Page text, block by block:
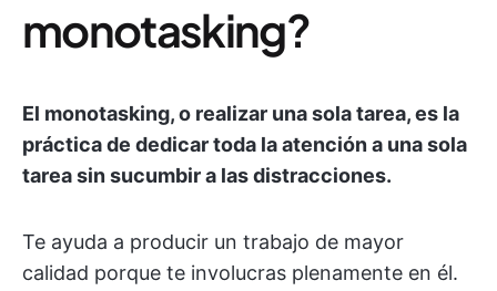
monotasking?
El monotasking, o realizar una sola tarea, es la
práctica de dedicar toda la atención a una sola
tarea sin sucumbir a las distracciones.
Te ayuda a producir un trabajo de mayor
calidad porque te involucras plenamente en él.